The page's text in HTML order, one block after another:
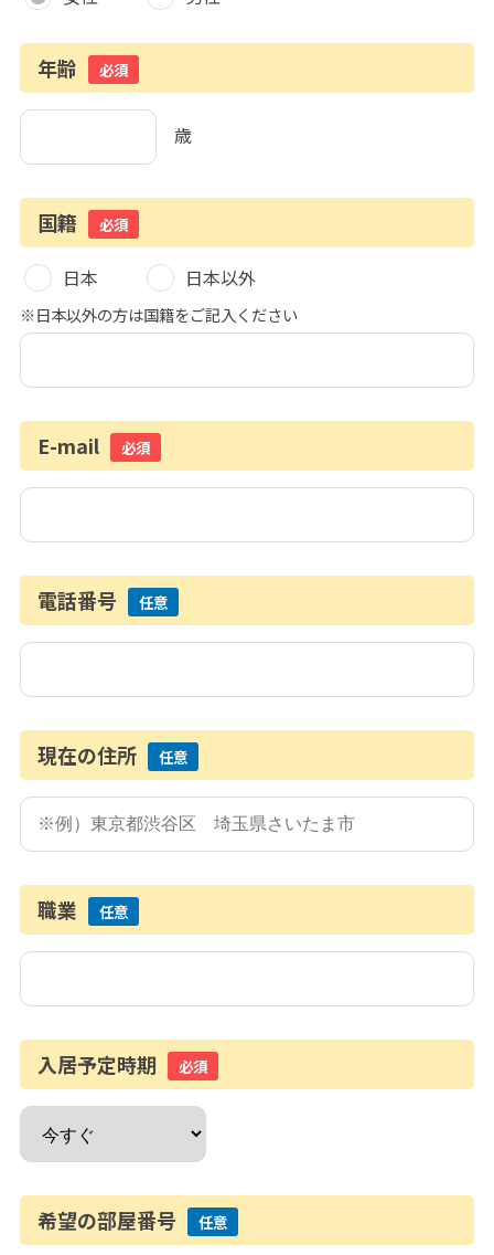
年齢 必須
歳
国籍 必須
日本 日本以外
※日本以外の方は国籍をご記入ください
E-mail 必須
電話番号 任意
現在の住所 任意
職業 任意
入居予定時期 必須
希望の部屋番号 任意